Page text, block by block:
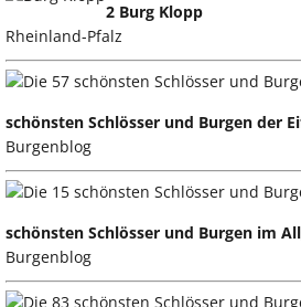
2 Burg Klopp
Rheinland-Pfalz
schönsten Schlösser und Burgen der
Burgenblog
schönsten Schlösser und Burgen im
Burgenblog